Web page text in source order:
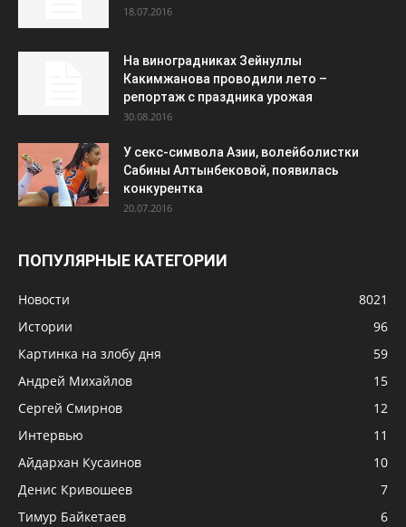
18.07.2016
На виноградниках Зейнуллы
Какимжанова проводили лето –
репортаж с праздника урожая
30.08.2016
У секс-символа Азии, волейболистки
Сабины Алтынбековой, появилась
конкурентка
20.07.2016
ПОПУЛЯРНЫЕ КАТЕГОРИИ
Новости
8021
Истории
96
Картинка на злобу дня
59
Андрей Михайлов
15
Сергей Смирнов
12
Интервью
11
Айдархан Кусаинов
10
Денис Кривошеев
7
Тимур Байкетаев
6